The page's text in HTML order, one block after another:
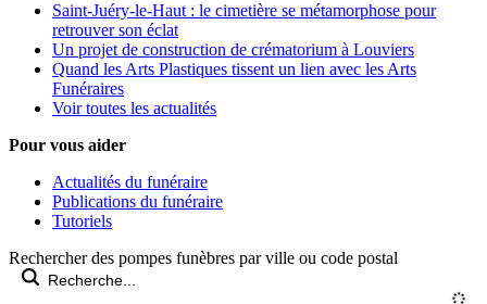
Saint-Juéry-le-Haut : le cimetière se métamorphose pour
retrouver son éclat
Un projet de construction de crématorium à Louviers
Quand les Arts Plastiques tissent un lien avec les Arts
Funéraires
Voir toutes les actualités
Pour vous aider
Actualités du funéraire
Publications du funéraire
Tutoriels
Rechercher des pompes funèbres par ville ou code postal